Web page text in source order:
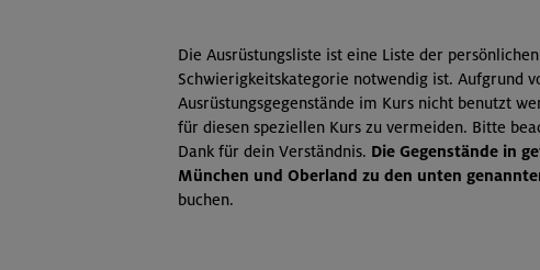
Die Ausrüstungsliste ist eine Liste der
Schwierigkeitskategorie notwendig ist. Aufgrund
Ausrüstungsgegenstände im Kurs nicht benutzt
für diesen speziellen Kurs zu vermeiden. Bitte
Dank für dein Verständnis. Die Gegenstände in
München und Oberland zu den unten
buchen.